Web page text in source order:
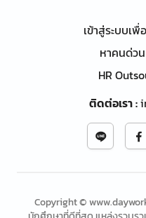
เข้าสู่ระบบเ
หาคนด่วน
HR
ติดต่อเรา:
Copyright ©